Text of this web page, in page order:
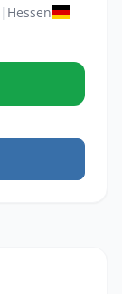
| Hessen